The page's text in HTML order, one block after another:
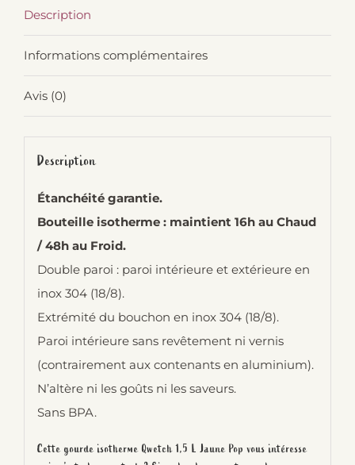
Description
Informations complémentaires
Avis (0)
Description
Étanchéité garantie.
Bouteille isotherme : maintient 16h au Chaud
/ 48h au Froid.
Double paroi : paroi intérieure et extérieure en
inox 304 (18/8).
Extrémité du bouchon en inox 304 (18/8).
Paroi intérieure sans revêtement ni vernis
(contrairement aux contenants en aluminium).
N’altère ni les goûts ni les saveurs.
Sans BPA.
Cette gourde isotherme Qwetch 1,5 L Jaune Pop vous intéresse